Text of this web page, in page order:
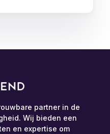
partner in de
Wij bieden een
en expertise om